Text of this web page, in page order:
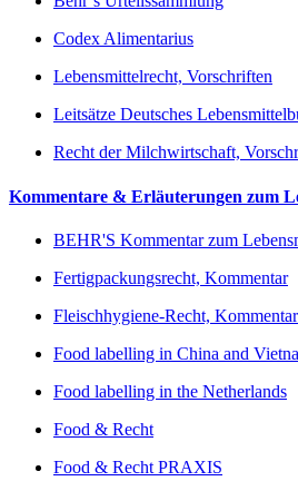
Codex Alimentarius
Lebensmittelrecht, Vorschriften
Leitsätze Deutsches
Recht der Milchwirtschaft,
Kommentare & Erläuterungen zum
BEHR'S Kommentar zum
Fertigpackungsrecht, Kommentar
Fleischhygiene-Recht, Kommentar
Food labelling in China and
Food labelling in the Netherlands
Food & Recht
Food & Recht PRAXIS